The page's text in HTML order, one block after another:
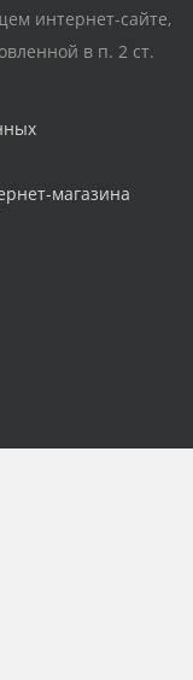
интернет-сайте,
в п. 2 ст.
магазина